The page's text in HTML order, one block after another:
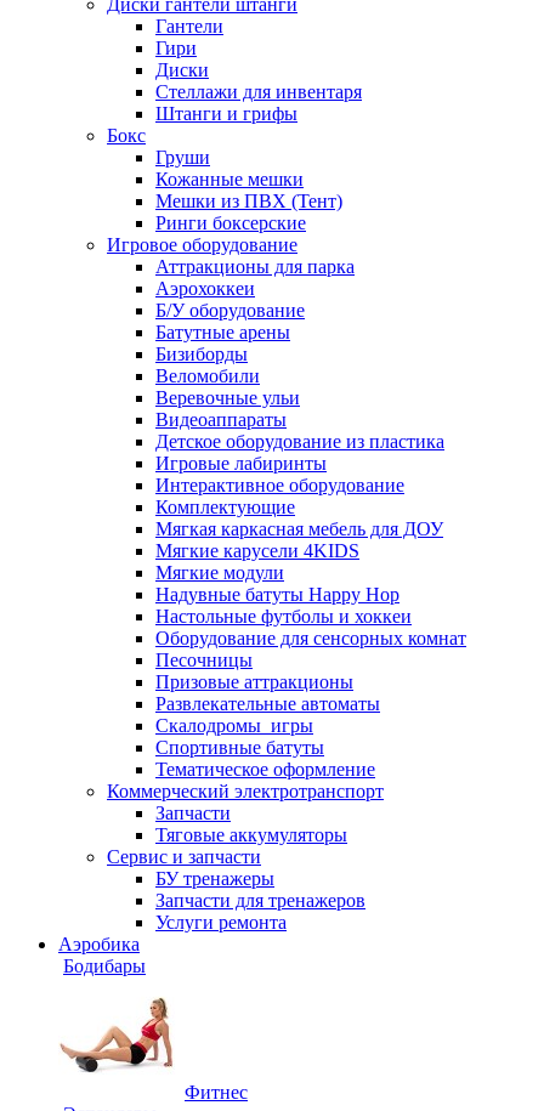
Диски гантели штанги
Гантели
Гири
Диски
Стеллажи для инвентаря
Штанги и грифы
Бокс
Груши
Кожанные мешки
Мешки из ПВХ (Тент)
Ринги боксерские
Игровое оборудование
Аттракционы для парка
Аэрохоккеи
Б/У оборудование
Батутные арены
Бизиборды
Веломобили
Веревочные ульи
Видеоаппараты
Детское оборудование из пластика
Игровые лабиринты
Интерактивное оборудование
Комплектующие
Мягкая каркасная мебель для ДОУ
Мягкие карусели 4KIDS
Мягкие модули
Надувные батуты Happy Hop
Настольные футболы и хоккеи
Оборудование для сенсорных комнат
Песочницы
Призовые аттракционы
Развлекательные автоматы
Скалодромы_игры
Спортивные батуты
Тематическое оформление
Коммерческий электротранспорт
Запчасти
Тяговые аккумуляторы
Сервис и запчасти
БУ тренажеры
Запчасти для тренажеров
Услуги ремонта
Аэробика
Бодибары
Фитнес